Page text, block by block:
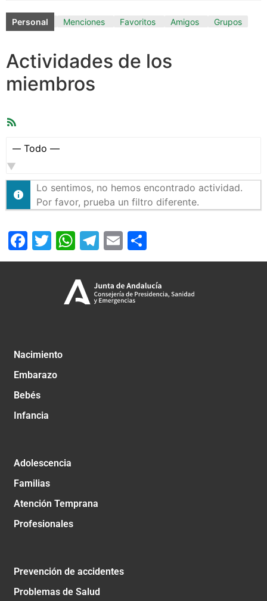
Personal Menciones Favoritos Amigos Grupos
Actividades de los
miembros
Mostrar:
Lo sentimos, no hemos encontrado actividad.
Por favor, prueba un filtro diferente.
Facebook
Twitter
WhatsApp
Telegram
Email
Nacimiento
Embarazo
Bebés
Infancia
Adolescencia
Familias
Atención Temprana
Profesionales
Prevención de accidentes
Problemas de Salud